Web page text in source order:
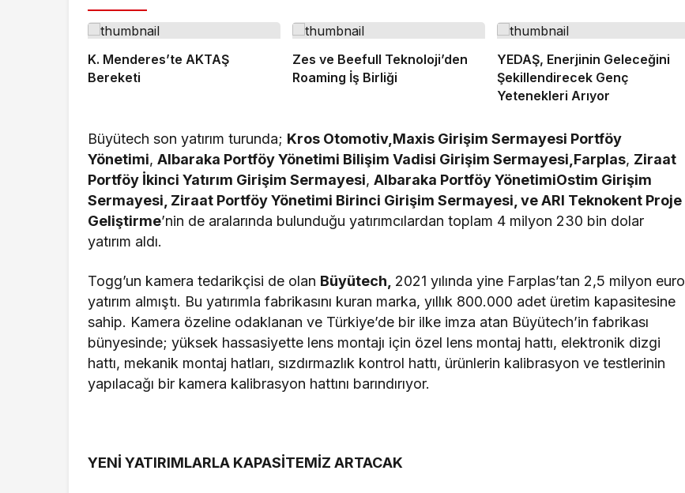
K. Menderes’te AKTAŞ
Bereketi
Zes ve Beefull Teknoloji’den
Roaming İş Birliği
YEDAŞ, Enerjinin Geleceğini
Şekillendirecek Genç
Yetenekleri Arıyor
Büyütech son yatırım turunda; Kros Otomotiv,Maxis Girişim Sermayesi Portföy
Yönetimi,Albaraka Portföy Yönetimi Bilişim Vadisi Girişim Sermayesi,Farplas, Ziraat
Portföy İkinci Yatırım Girişim Sermayesi,Albaraka Portföy YönetimiOstim Girişim
Sermayesi, Ziraat Portföy Yönetimi Birinci Girişim Sermayesi, ve ARI Teknokent Proje
Geliştirme’nin de aralarında bulunduğu yatırımcılardan toplam 4 milyon 230 bin dolar
yatırım aldı.
Togg’un kamera tedarikçisi de olan Büyütech, 2021 yılında yine Farplas’tan 2,5 milyon euro
yatırım almıştı. Bu yatırımla fabrikasını kuran marka, yıllık 800.000 adet üretim kapasitesine
sahip. Kamera özeline odaklanan ve Türkiye’de bir ilke imza atan Büyütech’in fabrikası
bünyesinde; yüksek hassasiyette lens montajı için özel lens montaj hattı, elektronik dizgi
hattı, mekanik montaj hatları, sızdırmazlık kontrol hattı, ürünlerin kalibrasyon ve testlerinin
yapılacağı bir kamera kalibrasyon hattını barındırıyor.
YENİ YATIRIMLARLA KAPASİTEMİZ ARTACAK